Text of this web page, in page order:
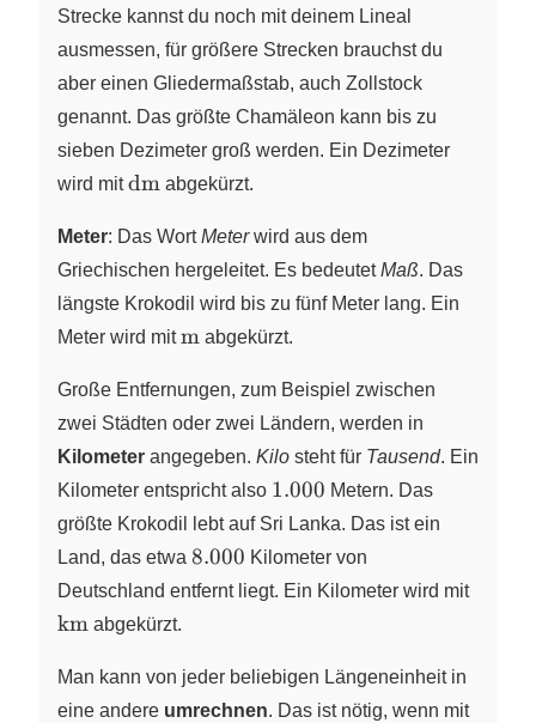
Strecke kannst du noch mit deinem Lineal
ausmessen, für größere Strecken brauchst du
aber einen Gliedermaßstab, auch Zollstock
genannt. Das größte Chamäleon kann bis zu
sieben Dezimeter groß werden. Ein Dezimeter
wird mit\text{dm}
dm abgekürzt.
Meter: Das WortMeterwird aus dem
Griechischen hergeleitet. Es bedeutetMaß. Das
längste Krokodil wird bis zu fünf Meter lang. Ein
Meter wird mit\text{m}
m abgekürzt.
Große Entfernungen, zum Beispiel zwischen
zwei Städten oder zwei Ländern, werden in
Kilometer angegeben. Kilo steht für Tausend. Ein
Kilometer entspricht also 1.000
1.000 Metern. Das
größte Krokodil lebt auf Sri Lanka. Das ist ein
Land, das etwa 8.000
8.000 Kilometer von
Deutschland entfernt liegt. Ein Kilometer wird mit
km abgekürzt.
Man kann von jeder beliebigen Längeneinheit in
eine andere umrechnen. Das ist nötig, wenn mit